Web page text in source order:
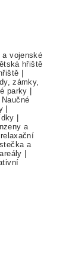
a vojenské
hřiště
|
zámky,
parky |
Naučné
|
|
a
a
|